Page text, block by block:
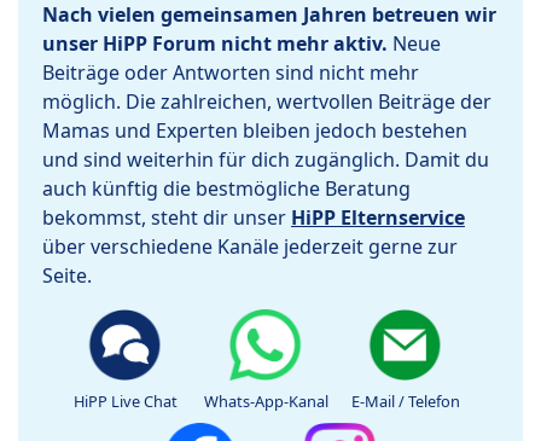
Nach vielen gemeinsamen Jahren betreuen wir
unser HiPP Forum nicht mehr aktiv. Neue
Beiträge oder Antworten sind nicht mehr
möglich. Die zahlreichen, wertvollen Beiträge der
Mamas und Experten bleiben jedoch bestehen
und sind weiterhin für dich zugänglich. Damit du
auch künftig die bestmögliche Beratung
bekommst, steht dir unser HiPP Elternservice
über verschiedene Kanäle jederzeit gerne zur
Seite.
HiPP Live Chat Whats-App-Kanal E-Mail / Telefon